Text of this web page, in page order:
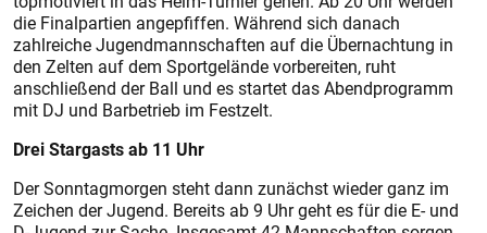
die Finalpartien angepfiffen. Während sich danach
zahlreiche Jugendmannschaften auf die Übernachtung in
den Zelten auf dem Sportgelände vorbereiten, ruht
anschließend der Ball und es startet das Abendprogramm
mit DJ und Barbetrieb im Festzelt.
Drei Stargasts ab 11 Uhr
Der Sonntagmorgen steht dann zunächst wieder ganz im
Zeichen der Jugend. Bereits ab 9 Uhr geht es für die E- und